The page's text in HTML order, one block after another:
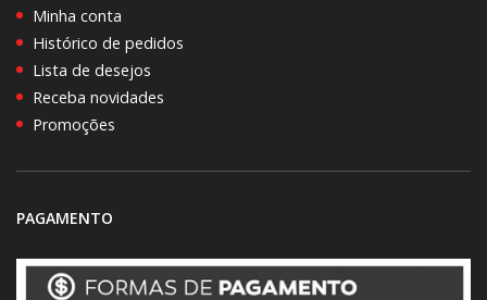
Minha conta
Histórico de pedidos
Lista de desejos
Receba novidades
Promoções
PAGAMENTO